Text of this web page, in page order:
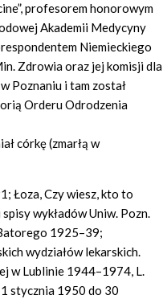
profesorem honorowym
Akademii Medycyny
Niemieckiego
Zdrowia oraz jej komisji dla
Poznaniu i tam został
Orderu Odrodzenia
córkę (zmarłą w
Łoza, Czy wiesz, kto to
wykładów Uniw. Pozn.
1925–39;
wydziałów lekarskich.
w Lublinie 1944–1974, L.
stycznia 1950 do 30